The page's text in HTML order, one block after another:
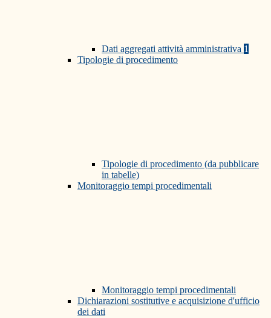
Dati aggregati attività amministrativa 1
Tipologie di procedimento
Tipologie di procedimento (da pubblicare
in tabelle)
Monitoraggio tempi procedimentali
Monitoraggio tempi procedimentali
Dichiarazioni sostitutive e acquisizione d'ufficio
dei dati